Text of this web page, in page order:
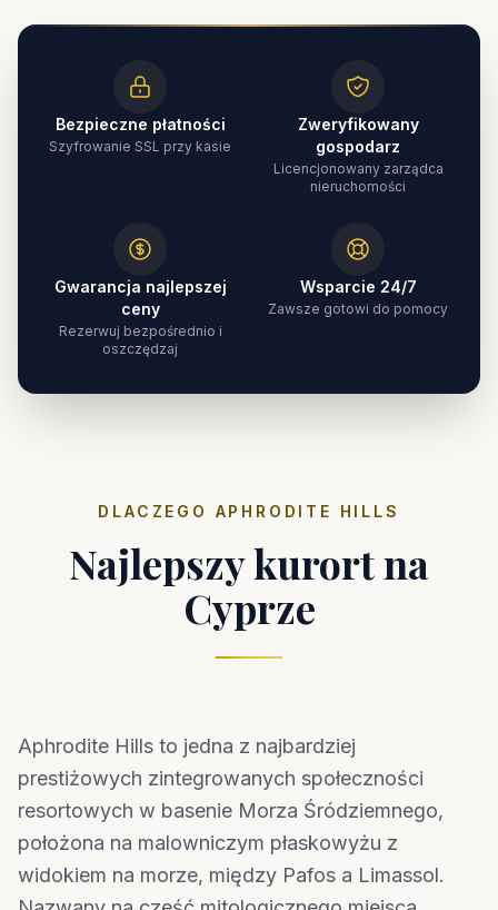
Bezpieczne płatności
Szyfrowanie SSL przy kasie
Zweryfikowany
gospodarz
Licencjonowany zarządca
nieruchomości
Gwarancja najlepszej
ceny
Rezerwuj bezpośrednio i
oszczędzaj
Wsparcie 24/7
Zawsze gotowi do pomocy
DLACZEGO APHRODITE HILLS
Najlepszy kurort na
Cyprze
Aphrodite Hills to jedna z najbardziej
prestiżowych zintegrowanych społeczności
resortowych w basenie Morza Śródziemnego,
położona na malowniczym płaskowyżu z
widokiem na morze, między Pafos a Limassol.